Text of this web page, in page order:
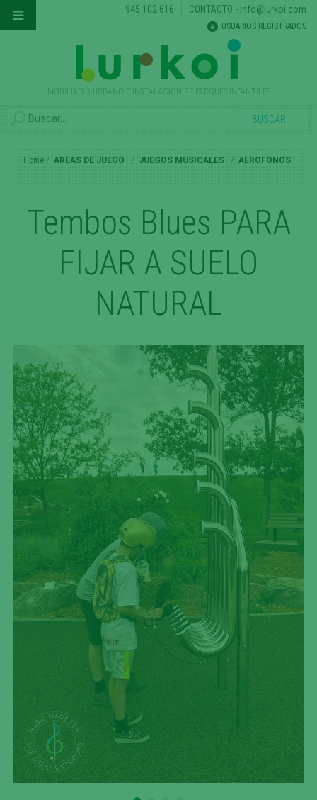
MOBILIARIO URBANO E INSTALACIÓN DE PARQUES INFANTILES
945 102 616 CONTACTO - info@lurkoi.com
USUARIOS REGISTRADOS
Home AREAS DE JUEGO JUEGOS MUSICALES AEROFONOS
Tembos Blues PARA
FIJAR A SUELO
NATURAL